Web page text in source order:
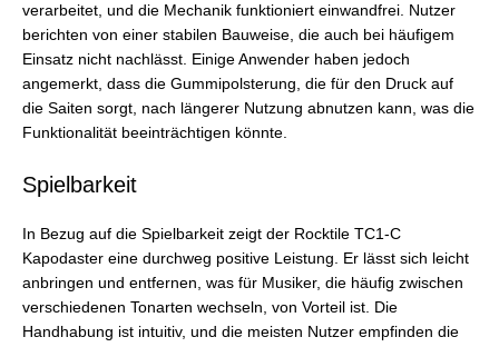
verarbeitet, und die Mechanik funktioniert einwandfrei. Nutzer
berichten von einer stabilen Bauweise, die auch bei häufigem
Einsatz nicht nachlässt. Einige Anwender haben jedoch
angemerkt, dass die Gummipolsterung, die für den Druck auf
die Saiten sorgt, nach längerer Nutzung abnutzen kann, was die
Funktionalität beeinträchtigen könnte.
Spielbarkeit
In Bezug auf die Spielbarkeit zeigt der Rocktile TC1-C
Kapodaster eine durchweg positive Leistung. Er lässt sich leicht
anbringen und entfernen, was für Musiker, die häufig zwischen
verschiedenen Tonarten wechseln, von Vorteil ist. Die
Handhabung ist intuitiv, und die meisten Nutzer empfinden die